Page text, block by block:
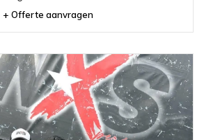
+ Offerte aanvragen